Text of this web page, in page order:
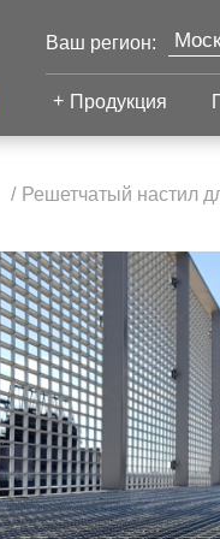
Ваш регион:
Продукция
Настил с
противоскольжением
Настил для стеллажей
Настил для морских
платформ
Решетчатый настил